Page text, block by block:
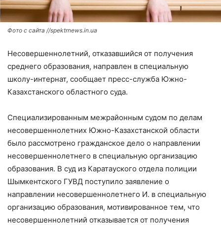
Фото с сайта //spektrnews.in.ua
Несовершеннолетний, отказавшийся от получения
среднего образования, направлен в специальную
школу-интернат, сообщает пресс-служба Южно-
Казахстанского областного суда.
Специализированным межрайонным судом по делам
несовершеннолетних Южно-Казахстанской области
было рассмотрено гражданское дело о направлении
несовершеннолетнего в специальную организацию
образования. В суд из Каратауского отдела полиции
Шымкентского ГУВД поступило заявление о
направлении несовершеннолетнего И. в специальную
организацию образования, мотивированное тем, что
несовершеннолетний отказывается от получения